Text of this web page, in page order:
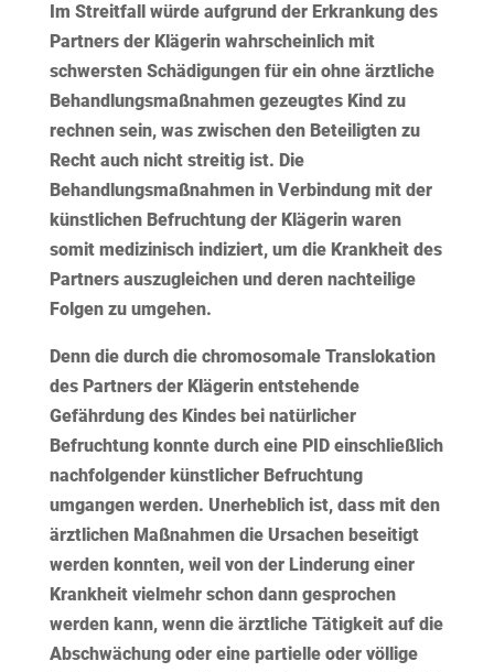
Im Streitfall würde aufgrund der Erkrankung des
Partners der Klägerin wahrscheinlich mit
schwersten Schädigungen für ein ohne ärztliche
Behandlungsmaßnahmen gezeugtes Kind zu
rechnen sein, was zwischen den Beteiligten zu
Recht auch nicht streitig ist. Die
Behandlungsmaßnahmen in Verbindung mit der
künstlichen Befruchtung der Klägerin waren
somit medizinisch indiziert, um die Krankheit des
Partners auszugleichen und deren nachteilige
Folgen zu umgehen.
Denn die durch die chromosomale Translokation
des Partners der Klägerin entstehende
Gefährdung des Kindes bei natürlicher
Befruchtung konnte durch eine PID einschließlich
nachfolgender künstlicher Befruchtung
umgangen werden. Unerheblich ist, dass mit den
ärztlichen Maßnahmen die Ursachen beseitigt
werden konnten, weil von der Linderung einer
Krankheit vielmehr schon dann gesprochen
werden kann, wenn die ärztliche Tätigkeit auf die
Abschwächung oder eine partielle oder völlige